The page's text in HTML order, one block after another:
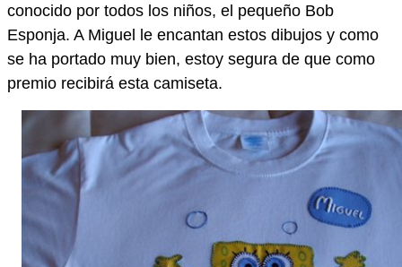
conocido por todos los niños, el pequeño Bob
Esponja. A Miguel le encantan estos dibujos y como
se ha portado muy bien, estoy segura de que como
premio recibirá esta camiseta.